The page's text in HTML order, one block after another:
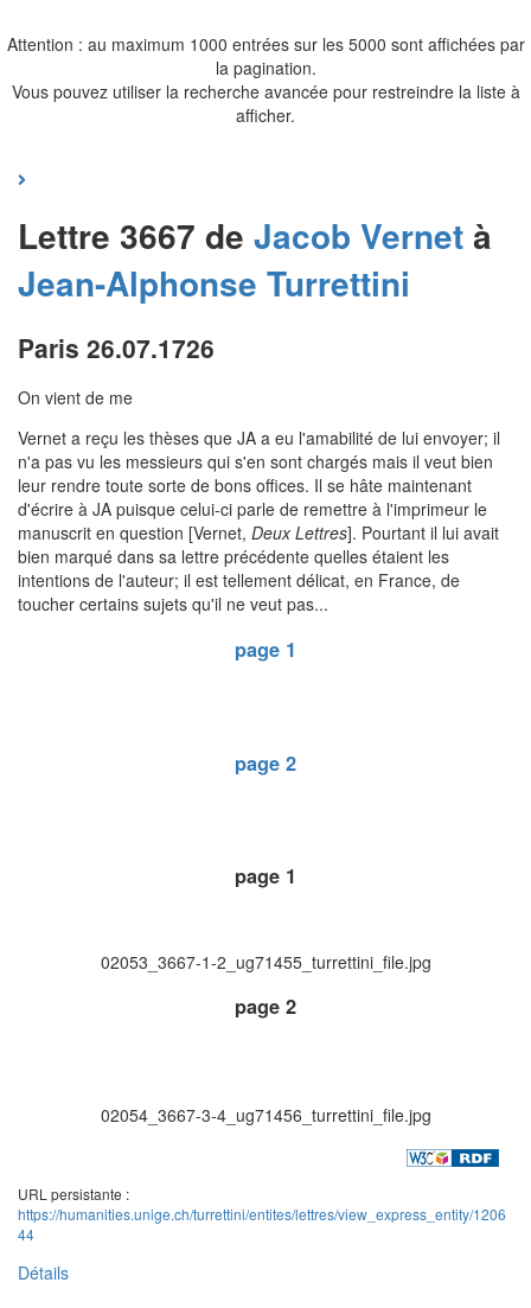
Attention : au maximum 1000 entrées sur les 5000 sont affichées par
la pagination.
Vous pouvez utiliser la recherche avancée pour restreindre la liste à
afficher.
Lettre 3667 de Jacob Vernetà
Jean-Alphonse Turrettini
Paris 26.07.1726
On vient de me
Vernet a reçu les thèses que JA a eu l'amabilité de lui envoyer; il
n'a pas vu les messieurs qui s'en sont chargés mais il veut bien
leur rendre toute sorte de bons offices. Il se hâte maintenant
d'écrire à JA puisque celui-ci parle de remettre à l'imprimeur le
manuscrit en question [Vernet, Deux Lettres]. Pourtant il lui avait
bien marqué dans sa lettre précédente quelles étaient les
intentions de l'auteur; il est tellement délicat, en France, de
toucher certains sujets qu'il ne veut pas...
page 1
page 2
page 1
02053_3667-1-2_ug71455_turrettini_file.jpg
page 2
02054_3667-3-4_ug71456_turrettini_file.jpg
URL persistante :
https://humanities.unige.ch/turrettini/entites/lettres/view_express_entity/1206
44
Détails